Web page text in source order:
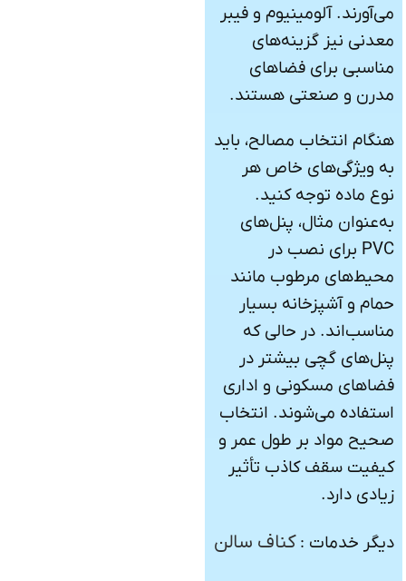
می‌آورند. آلومینیوم و فیبر
معدنی نیز گزینه‌های
مناسبی برای فضاهای
مدرن و صنعتی هستند.
هنگام انتخاب مصالح، باید
به ویژگی‌های خاص هر
نوع ماده توجه کنید.
به‌عنوان مثال، پنل‌های
PVC برای نصب در
محیط‌های مرطوب مانند
حمام و آشپزخانه بسیار
مناسب‌اند. در حالی که
پنل‌های گچی بیشتر در
فضاهای مسکونی و اداری
استفاده می‌شوند. انتخاب
صحیح مواد بر طول عمر و
کیفیت سقف کاذب تأثیر
زیادی دارد.
دیگر خدمات :کناف سالن